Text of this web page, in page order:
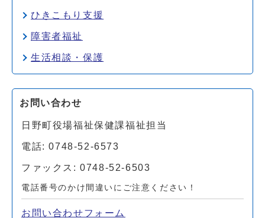
ひきこもり支援
障害者福祉
生活相談・保護
お問い合わせ
日野町役場福祉保健課福祉担当
電話: 0748-52-6573
ファックス: 0748-52-6503
電話番号のかけ間違いにご注意ください！
お問い合わせフォーム